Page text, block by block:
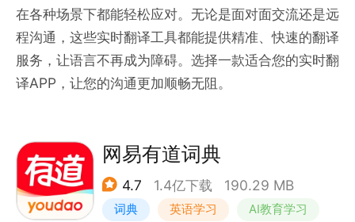
在各种场景下都能轻松应对。无论是面对面交流还是远
程沟通，这些实时翻译工具都能提供精准、快速的翻译
服务，让语言不再成为障碍。选择一款适合您的实时翻
译APP，让您的沟通更加顺畅无阻。
网易有道词典
4.7 1.4亿下载 190.29 MB
词典 英语学习 AI教育学习